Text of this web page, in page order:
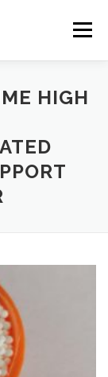
Menu
CONTACT
HIGH